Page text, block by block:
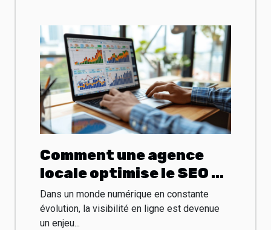
Comment une agence
locale optimise le SEO et
le SEA pour booster
votre business
Dans un monde numérique en constante
évolution, la visibilité en ligne est devenue
un enjeu...